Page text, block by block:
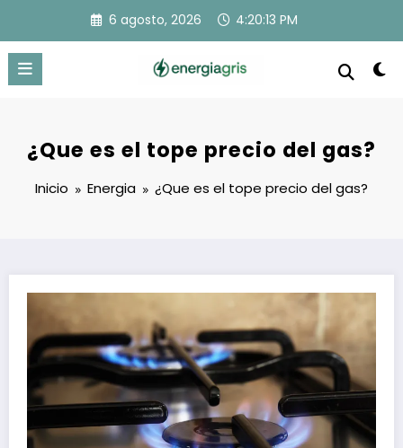
contenido
6 agosto, 2026 4:20:13 PM
¿Que es el tope precio del gas?
Inicio Energia ¿Que es el tope precio del gas?